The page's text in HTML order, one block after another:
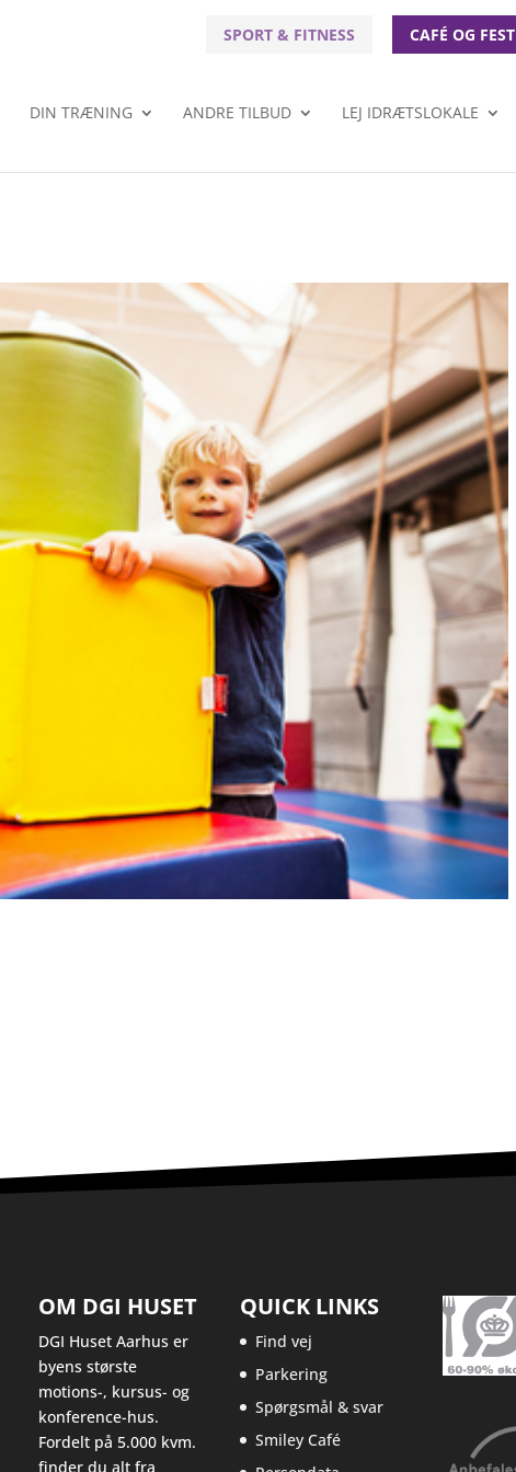
SPORT & FITNESS CAFÉ OG FEST
DIN TRÆNING ANDRE TILBUD LEJ IDRÆTSLOKALE
OM DGI HUSET
DGI Huset Aarhus er
byens største
motions-, kursus- og
konference-hus.
Fordelt på 5.000 kvm.
finder du alt fra
QUICK LINKS
Find vej
Parkering
Spørgsmål & svar
Smiley Café